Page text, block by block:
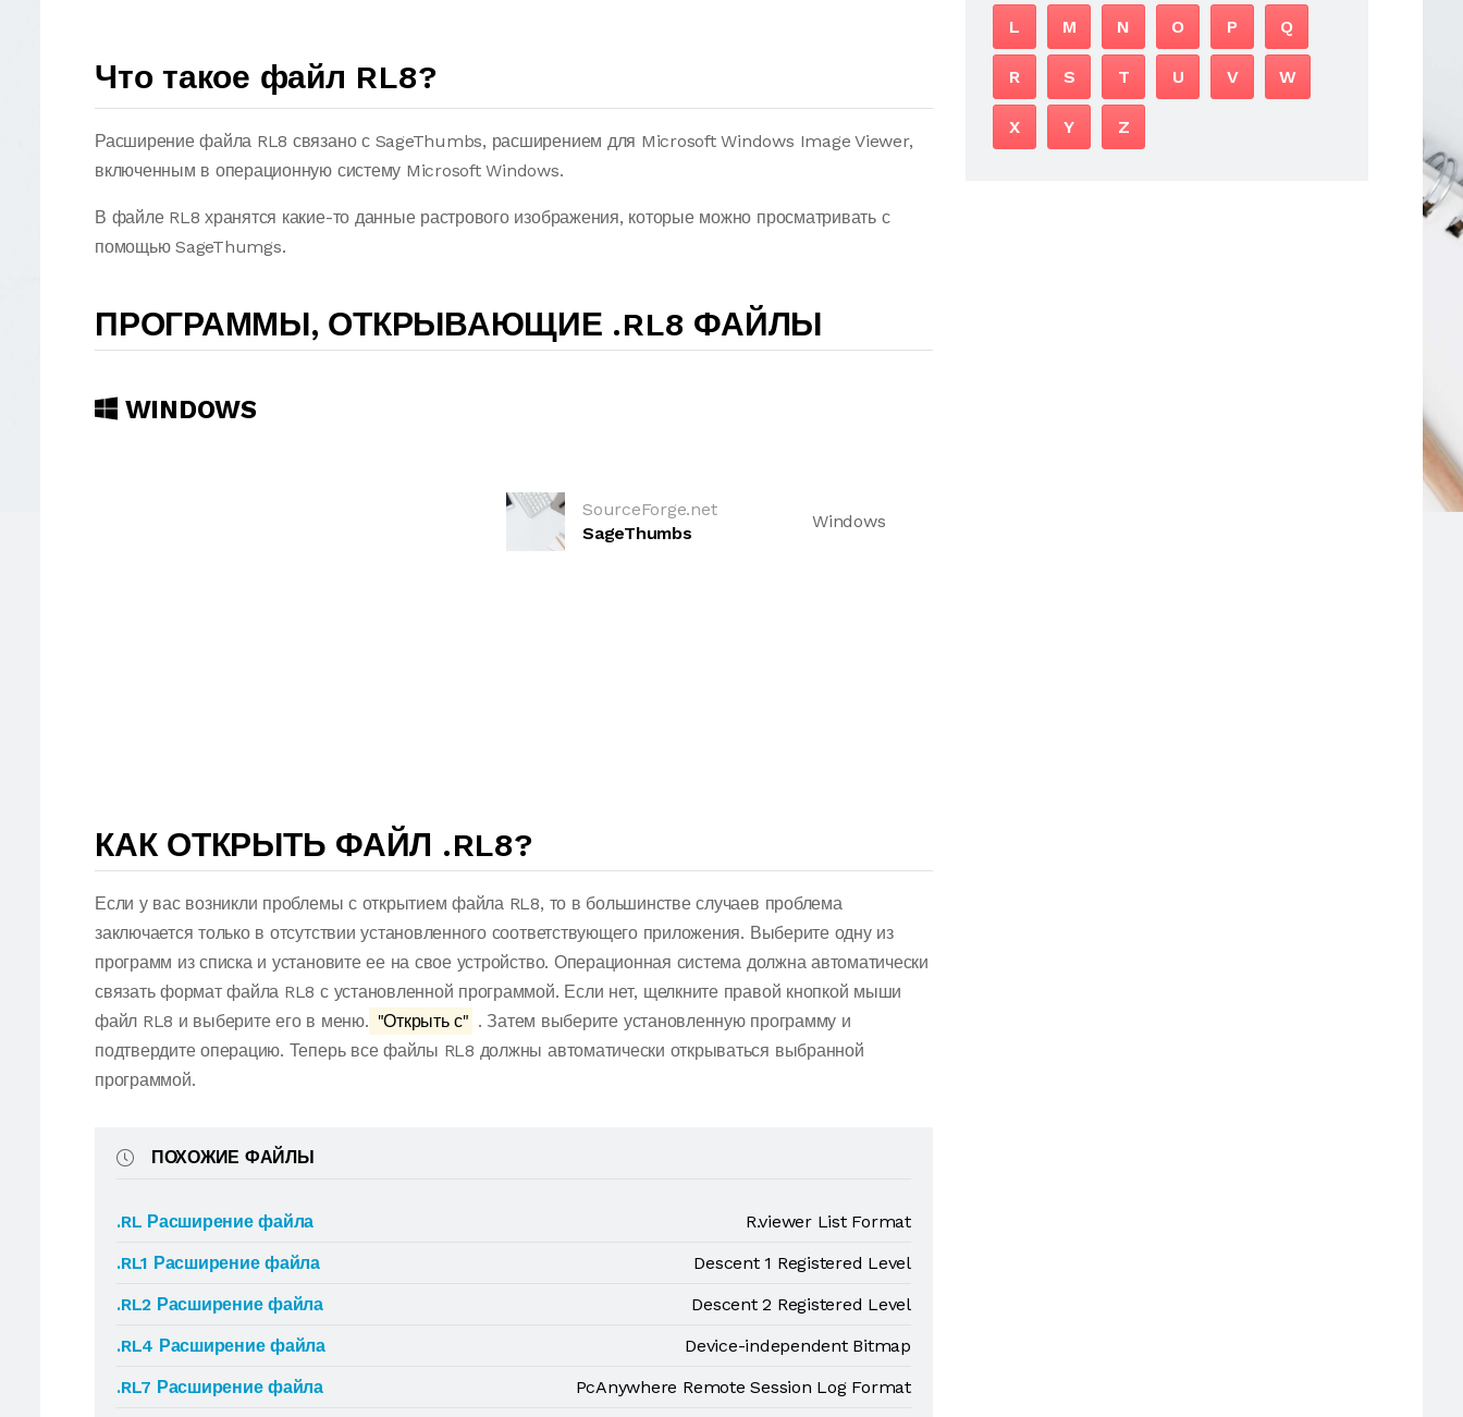
Что такое файл RL8?
Расширение файла RL8 связано с SageThumbs, расширением для Microsoft Windows Image Viewer,
включенным в операционную систему Microsoft Windows.
В файле RL8 хранятся какие-то данные растрового изображения, которые можно просматривать с
помощью SageThumgs.
ПРОГРАММЫ, ОТКРЫВАЮЩИЕ .RL8 ФАЙЛЫ
WINDOWS
SourceForge.net
SageThumbs
Windows
КАК ОТКРЫТЬ ФАЙЛ .RL8?
Если у вас возникли проблемы с открытием файла RL8, то в большинстве случаев проблема
заключается только в отсутствии установленного соответствующего приложения. Выберите одну из
программ из списка и установите ее на свое устройство. Операционная система должна автоматически
связать формат файла RL8 с установленной программой. Если нет, щелкните правой кнопкой мыши
файл RL8 и выберите его в меню. "Открыть с" . Затем выберите установленную программу и
подтвердите операцию. Теперь все файлы RL8 должны автоматически открываться выбранной
программой.
ПОХОЖИЕ ФАЙЛЫ
.RL Расширение файла
R.viewer List Format
.RL1 Расширение файла
Descent 1 Registered Level
.RL2 Расширение файла
Descent 2 Registered Level
.RL4 Расширение файла
Device-independent Bitmap
.RL7 Расширение файла
PcAnywhere Remote Session Log Format
L M N O P Q
R S T U V W
X Y Z